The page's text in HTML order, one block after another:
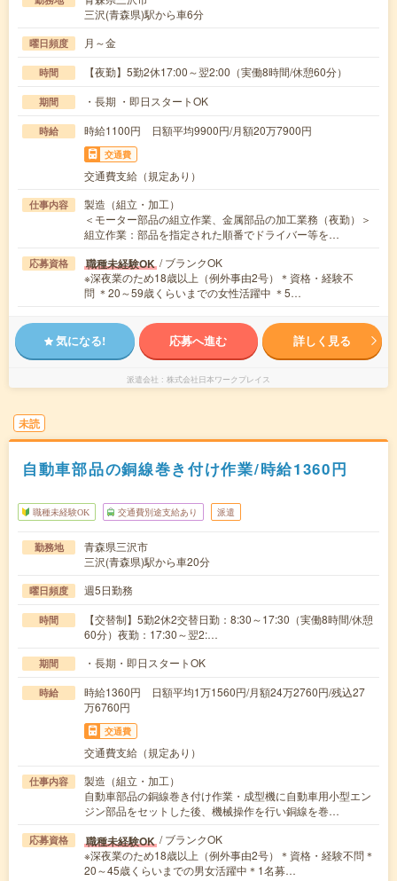
三沢(青森県)駅から車6分
曜日頻度 月～金
時間 【夜勤】5勤2休17:00～翌2:00（実働8時間/休憩60分）
期間 ・長期 ・即日スタートOK
時給 時給1100円 日額平均9900円/月額20万7900円
交通費
交通費支給（規定あり）
仕事内容
製造（組立・加工）
＜モーター部品の組立作業、金属部品の加工業務（夜勤）＞
組立作業：部品を指定された順番でドライバー等を…
応募資格 職種未経験OK / ブランクOK
※深夜業のため18歳以上（例外事由2号）＊資格・経験不
問 ＊20～59歳くらいまでの女性活躍中 ＊5…
気になる! 応募へ進む 詳しく見る
派遣会社 株式会社日本ワークプレイス
未読
自動車部品の銅線巻き付け作業/時給1360円
職種未経験OK 交通費別途支給あり 派遣
勤務地
青森県三沢市
三沢(青森県)駅から車20分
曜日頻度 週5日勤務
時間
【交替制】5勤2休2交替日勤：8:30～17:30（実働8時間/休憩
60分）夜勤：17:30～翌2:…
期間 ・長期・即日スタートOK
時給
時給1360円 日額平均1万1560円/月額24万2760円/残込27
万6760円
交通費
交通費支給（規定あり）
仕事内容
製造（組立・加工）
自動車部品の銅線巻き付け作業・成型機に自動車用小型エン
ジン部品をセットした後、機械操作を行い銅線を巻…
応募資格 職種未経験OK / ブランクOK
※深夜業のため18歳以上（例外事由2号）＊資格・経験不問＊
20～45歳くらいまでの男女活躍中＊1名募…